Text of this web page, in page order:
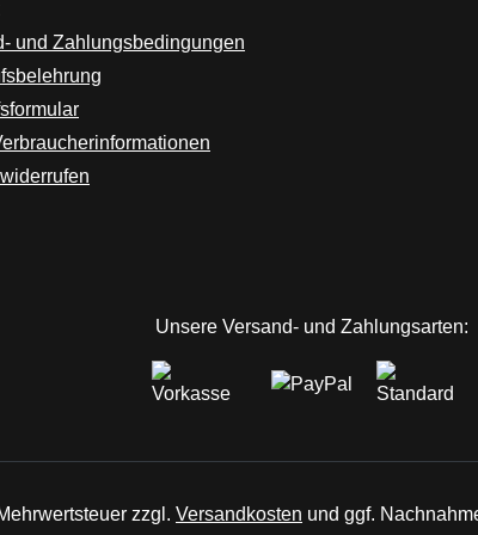
Link)Link)
neuem Tab (externer Link)
und Zahlungsbedingungen
Unsere Versand- und Zahlungsarten:
zzgl. Versandkosten und ggf.